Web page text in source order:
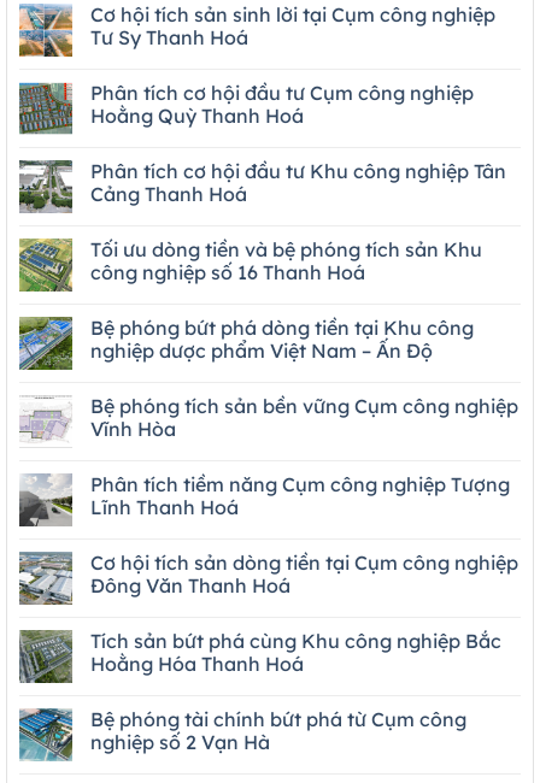
Cơ hội tích sản sinh lời tại Cụm công nghiệp
Tư Sy Thanh Hoá
Phân tích cơ hội đầu tư Cụm công nghiệp
Hoằng Quỳ Thanh Hoá
Phân tích cơ hội đầu tư Khu công nghiệp Tân
Cảng Thanh Hoá
Tối ưu dòng tiền và bệ phóng tích sản Khu
công nghiệp số 16 Thanh Hoá
Bệ phóng bứt phá dòng tiền tại Khu công
nghiệp dược phẩm Việt Nam – Ấn Độ
Bệ phóng tích sản bền vững Cụm công nghiệp
Vĩnh Hòa
Phân tích tiềm năng Cụm công nghiệp Tượng
Lĩnh Thanh Hoá
Cơ hội tích sản dòng tiền tại Cụm công nghiệp
Đông Văn Thanh Hoá
Tích sản bứt phá cùng Khu công nghiệp Bắc
Hoằng Hóa Thanh Hoá
Bệ phóng tài chính bứt phá từ Cụm công
nghiệp số 2 Vạn Hà